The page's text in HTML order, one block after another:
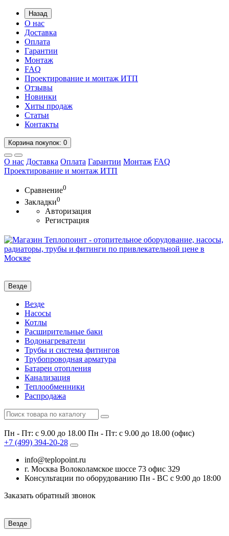
Назад
О нас
Доставка
Оплата
Гарантии
Монтаж
FAQ
Проектирование и монтаж ИТП
Отзывы
Новинки
Хиты продаж
Статьи
Контакты
Корзинапокупок: 0
О нас Доставка Оплата Гарантии Монтаж FAQ
Проектирование и монтаж ИТП
Сравнение0
Закладки0
Авторизация
Регистрация
Везде
Везде
Насосы
Котлы
Расширительные баки
Водонагреватели
Трубы и система фитингов
Трубопроводная арматура
Батареи отопления
Канализация
Теплообменники
Распродажа
Пн - Пт: с 9.00 до 18.00 Пн - Пт: с 9.00 до 18.00 (офис)
+7 (499) 394-20-28
info@teplopoint.ru
г. Москва Волоколамское шоссе 73 офис 329
Консультации по оборудованию Пн - ВС с 9:00 до 18:00
Заказать обратный звонок
Везде